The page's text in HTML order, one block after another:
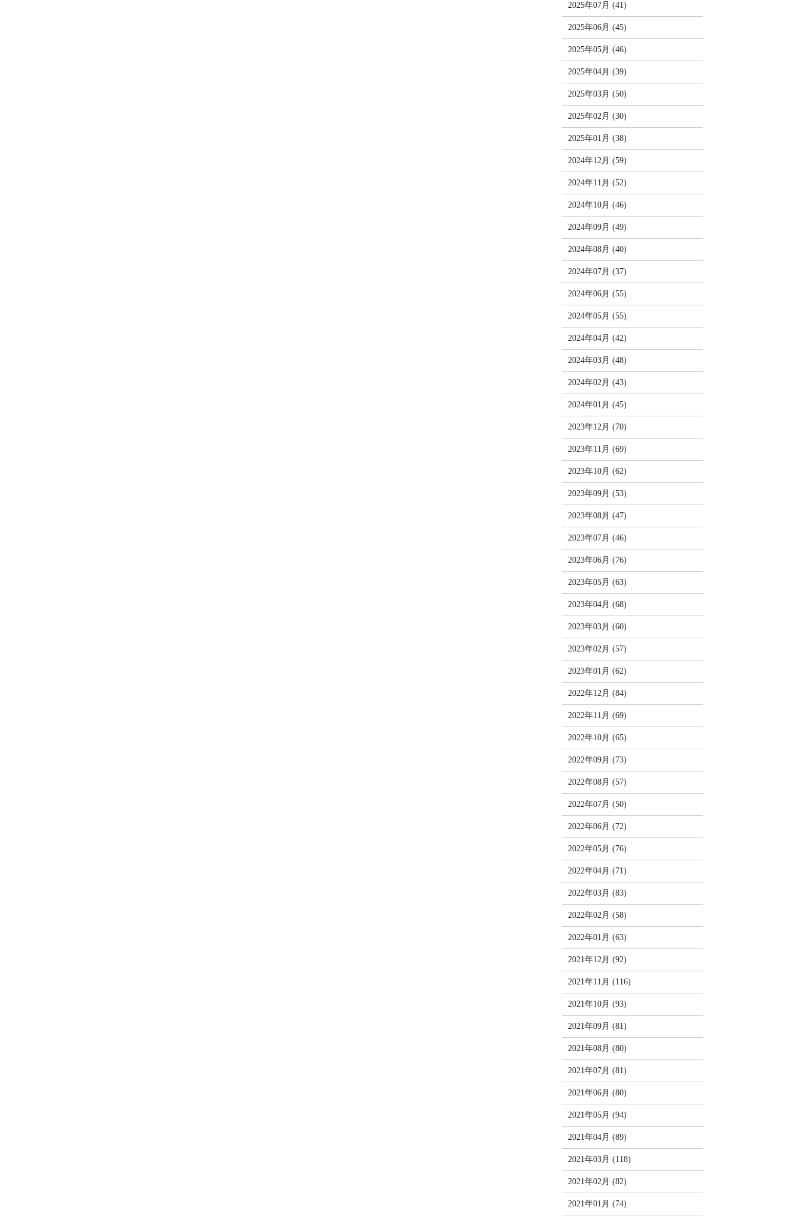
2025年07月 (41)
2025年06月 (45)
2025年05月 (46)
2025年04月 (39)
2025年03月 (50)
2025年02月 (30)
2025年01月 (38)
2024年12月 (59)
2024年11月 (52)
2024年10月 (46)
2024年09月 (49)
2024年08月 (40)
2024年07月 (37)
2024年06月 (55)
2024年05月 (55)
2024年04月 (42)
2024年03月 (48)
2024年02月 (43)
2024年01月 (45)
2023年12月 (70)
2023年11月 (69)
2023年10月 (62)
2023年09月 (53)
2023年08月 (47)
2023年07月 (46)
2023年06月 (76)
2023年05月 (63)
2023年04月 (68)
2023年03月 (60)
2023年02月 (57)
2023年01月 (62)
2022年12月 (84)
2022年11月 (69)
2022年10月 (65)
2022年09月 (73)
2022年08月 (57)
2022年07月 (50)
2022年06月 (72)
2022年05月 (76)
2022年04月 (71)
2022年03月 (83)
2022年02月 (58)
2022年01月 (63)
2021年12月 (92)
2021年11月 (116)
2021年10月 (93)
2021年09月 (81)
2021年08月 (80)
2021年07月 (81)
2021年06月 (80)
2021年05月 (94)
2021年04月 (89)
2021年03月 (118)
2021年02月 (82)
2021年01月 (74)